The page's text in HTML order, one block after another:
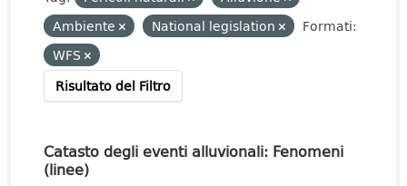
Ambiente
National legislation
Formati:
WFS
Risultato del Filtro
Catasto degli eventi alluvionali: Fenomeni
(linee)